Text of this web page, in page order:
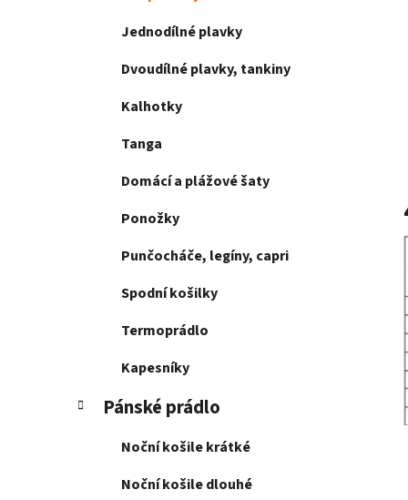
Jednodílné plavky
Dvoudílné plavky, tankiny
Kalhotky
Tanga
Domácí a plážové šaty
Ponožky
Punčocháče, legíny, capri
Spodní košilky
Termoprádlo
Kapesníky
Pánské prádlo
Noční košile krátké
Noční košile dlouhé